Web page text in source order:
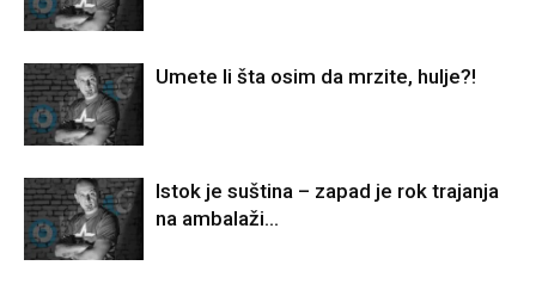
Umete li šta osim da mrzite, hulje?!
Istok je suština – zapad je rok trajanja
na ambalaži…